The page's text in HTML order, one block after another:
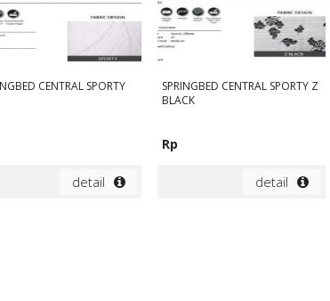
CENTRAL SPORTY
detail
SPRINGBED CENTRAL SPORTY Z
BLACK
Rp
detail